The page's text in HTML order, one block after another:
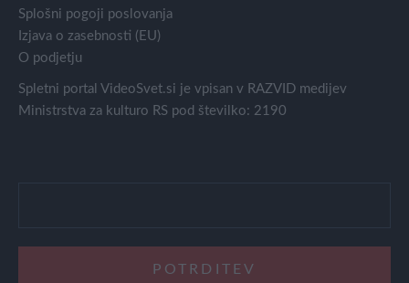
Splošni pogoji poslovanja
Izjava o zasebnosti (EU)
O podjetju
Spletni portal VideoSvet.si je vpisan v RAZVID medijev
Ministrstva za kulturo RS pod številko: 2190